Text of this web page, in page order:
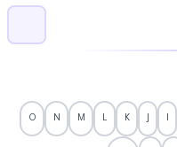
I
K
L
M
N
O